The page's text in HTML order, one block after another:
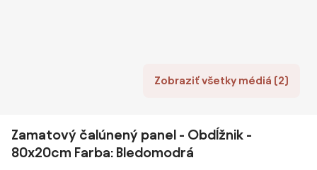
Zobraziť všetky médiá (2)
Zamatový čalúnený panel - Obdĺžnik -
80x20cm Farba: Bledomodrá